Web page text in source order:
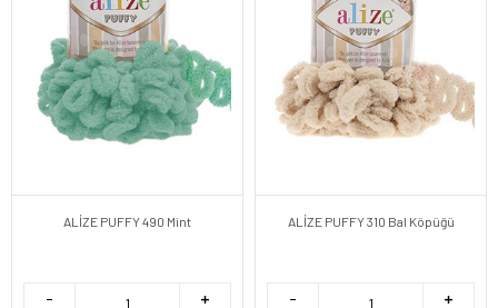
ALİZE PUFFY 490 Mint ALİZE PUFFY 310 Bal Köpüğü